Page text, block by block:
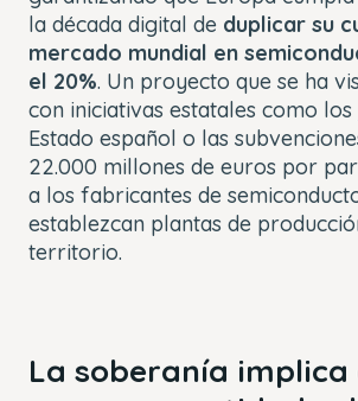
la década digital de duplicar su
mercado mundial en
el 20%. Un proyecto que se ha
con iniciativas estatales como los
Estado español o las
22.000 millones de euros por
a los fabricantes de
establezcan plantas de
territorio.
La soberanía